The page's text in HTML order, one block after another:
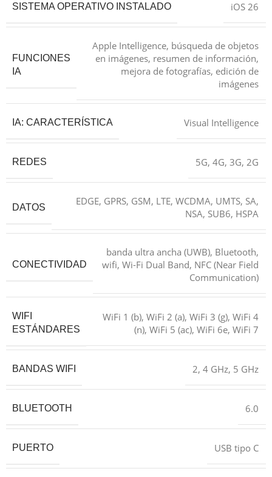
SISTEMA OPERATIVO INSTALADO iOS 26
FUNCIONES
IA
Apple Intelligence, búsqueda de objetos
en imágenes, resumen de información,
mejora de fotografías, edición de
imágenes
IA: CARACTERÍSTICA Visual Intelligence
REDES 5G, 4G, 3G, 2G
DATOS
EDGE, GPRS, GSM, LTE, WCDMA, UMTS, SA,
NSA, SUB6, HSPA
CONECTIVIDAD
banda ultra ancha (UWB), Bluetooth,
wifi, Wi-Fi Dual Band, NFC (Near Field
Communication)
WIFI
ESTÁNDARES
WiFi 1 (b), WiFi 2 (a), WiFi 3 (g), WiFi 4
(n), WiFi 5 (ac), WiFi 6e, WiFi 7
BANDAS WIFI 2, 4 GHz, 5 GHz
BLUETOOTH 6.0
PUERTO USB tipo C